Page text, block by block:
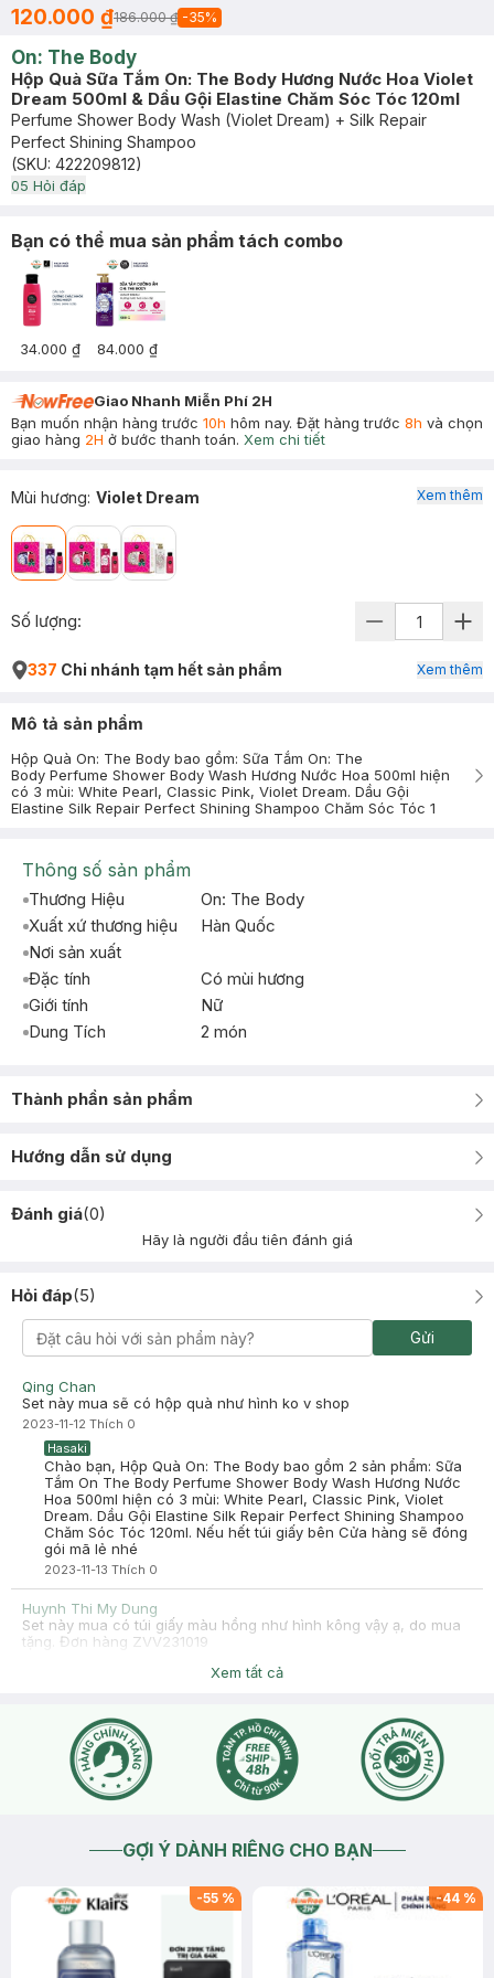
120.000 ₫186.000 ₫ -35%
On: The Body
Hộp Quà Sữa Tắm On: The Body Hương Nước Hoa Violet
Dream 500ml & Dầu Gội Elastine Chăm Sóc Tóc 120ml
Perfume Shower Body Wash (Violet Dream) + Silk Repair
Perfect Shining Shampoo
(SKU: 422209812)
05 Hỏi đáp
Bạn có thể mua sản phẩm tách combo
34.000 ₫ 84.000 ₫
Giao Nhanh Miễn Phí 2H
Bạn muốn nhận hàng trước 10h hôm nay. Đặt hàng trước 8h và chọn
giao hàng 2H ở bước thanh toán. Xem chi tiết
Mùi hương: Violet Dream Xem thêm
Số lượng:
337 Chi nhánh tạm hết sản phẩm Xem thêm
Mô tả sản phẩm
Hộp Quà On: The Body bao gồm: Sữa Tắm On: The
Body Perfume Shower Body Wash Hương Nước Hoa 500ml hiện
có 3 mùi: White Pearl, Classic Pink, Violet Dream. Dầu Gội
Elastine Silk Repair Perfect Shining Shampoo Chăm Sóc Tóc 1
Thông số sản phẩm
Thương Hiệu
On: The Body
Xuất xứ thương hiệu
Hàn Quốc
Nơi sản xuất
Đặc tính
Có mùi hương
Giới tính
Nữ
Dung Tích
2 món
Thành phần sản phẩm
Hướng dẫn sử dụng
Đánh giá(0)
Hãy là người đầu tiên đánh giá
Hỏi đáp(5)
Gửi
Qing Chan
Set này mua sẽ có hộp quà như hình ko v shop
2023-11-12 Thích 0
Hasaki
Chào bạn, Hộp Quà On: The Body bao gồm 2 sản phẩm: Sữa
Tắm On The Body Perfume Shower Body Wash Hương Nước
Hoa 500ml hiện có 3 mùi: White Pearl, Classic Pink, Violet
Dream. Dầu Gội Elastine Silk Repair Perfect Shining Shampoo
Chăm Sóc Tóc 120ml. Nếu hết túi giấy bên Cửa hàng sẽ đóng
gói mã lẻ nhé
2023-11-13 Thích 0
Huynh Thi My Dung
Set này mua có túi giấy màu hồng như hình kông vậy ạ, do mua
tặng. Đơn hàng ZVV231019
hỗ trợ cho bạn nha
2023-10-19Thích
Xem tất cả
GỢI Ý DÀNH RIÊNG CHO BẠN
-55 % -44 %